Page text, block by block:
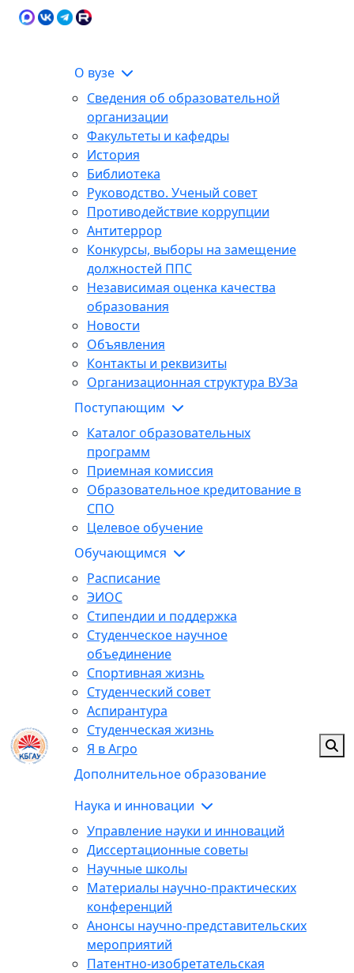
О вузе
Сведения об образовательной
организации
Факультеты и кафедры
История
Библиотека
Руководство. Ученый совет
Противодействие коррупции
Антитеррор
Конкурсы, выборы на замещение
должностей ППС
Независимая оценка качества
образования
Новости
Объявления
Контакты и реквизиты
Организационная структура ВУЗа
Поступающим
Каталог образовательных
программ
Приемная комиссия
Образовательное кредитование в
СПО
Целевое обучение
Обучающимся
Расписание
ЭИОС
Стипендии и поддержка
Студенческое научное
объединение
Спортивная жизнь
Студенческий совет
Аспирантура
Студенческая жизнь
Я в Агро
Дополнительное образование
Наука и инновации
Управление науки и инноваций
Диссертационные советы
Научные школы
Материалы научно-практических
конференций
Анонсы научно-представительских
мероприятий
Патентно-изобретательская